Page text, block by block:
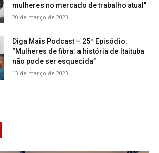
mulheres no mercado de trabalho atual”
20 de março de 2023
Diga Mais Podcast – 25º Episódio:
“Mulheres de fibra: a história de Itaituba
não pode ser esquecida”
13 de março de 2023